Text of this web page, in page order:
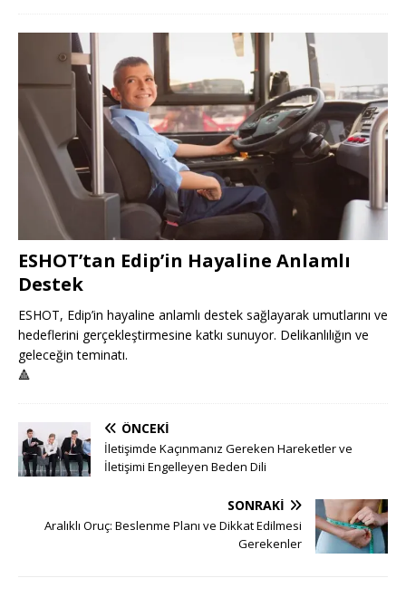
ESHOT’tan Edip’in Hayaline Anlamlı
Destek
ESHOT, Edip’in hayaline anlamlı destek sağlayarak umutlarını ve
hedeflerini gerçekleştirmesine katkı sunuyor. Delikanlılığın ve
geleceğin teminatı.
🔺
ÖNCEKI
İletişimde Kaçınmanız Gereken Hareketler ve
İletişimi Engelleyen Beden Dili
SONRAKI
Aralıklı Oruç: Beslenme Planı ve Dikkat Edilmesi
Gerekenler